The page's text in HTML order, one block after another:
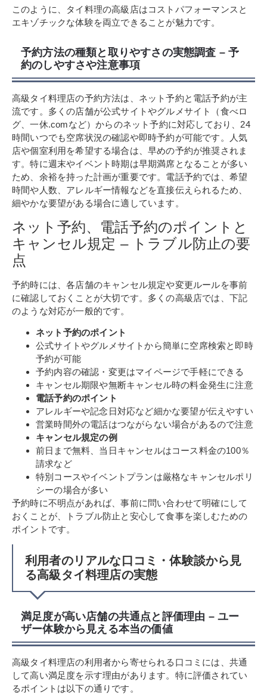
このように、タイ料理の高級店はコストパフォーマンスと
エキゾチックな体験を両立できることが魅力です。
予約方法の種類と取りやすさの実態調査 – 予
約のしやすさや注意事項
高級タイ料理店の予約方法は、ネット予約と電話予約が主
流です。多くの店舗が公式サイトやグルメサイト（食べロ
グ、一休.comなど）からのネット予約に対応しており、24
時間いつでも空席状況の確認や即時予約が可能です。人気
店や個室利用を希望する場合は、早めの予約が推奨されま
す。特に週末やイベント時期は早期満席となることが多い
ため、余裕を持った計画が重要です。電話予約では、希望
時間や人数、アレルギー情報などを直接伝えられるため、
細やかな要望がある場合に適しています。
ネット予約、電話予約のポイントと
キャンセル規定 – トラブル防止の要
点
予約時には、各店舗のキャンセル規定や変更ルールを事前
に確認しておくことが大切です。多くの高級店では、下記
のような対応が一般的です。
ネット予約のポイント
公式サイトやグルメサイトから簡単に空席検索と即時
予約が可能
予約内容の確認・変更はマイページで手軽にできる
キャンセル期限や無断キャンセル時の料金発生に注意
電話予約のポイント
アレルギーや記念日対応など細かな要望が伝えやすい
営業時間外の電話はつながらない場合があるので注意
キャンセル規定の例
前日まで無料、当日キャンセルはコース料金の100％
請求など
特別コースやイベントプランは厳格なキャンセルポリ
シーの場合が多い
予約時に不明点があれば、事前に問い合わせて明確にして
おくことが、トラブル防止と安心して食事を楽しむための
ポイントです。
利用者のリアルな口コミ・体験談から見
る高級タイ料理店の実態
満足度が高い店舗の共通点と評価理由 – ユー
ザー体験から見える本当の価値
高級タイ料理店の利用者から寄せられる口コミには、共通
して高い満足度を示す理由があります。特に評価されてい
るポイントは以下の通りです。